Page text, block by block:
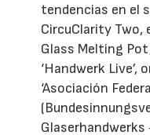
tendencias en el
CircuClarity Two,
Glass Melting
‘Handwerk Live’,
‘Asociación
Glaserhandwerks